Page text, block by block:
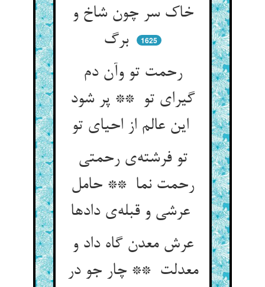
خاک سر چون شاخ و
برگ
1625
رحمت تو وآن دم
گیرای تو ** پر شود
تو فرشته‌ی رحمتی
رحمت نما ** حامل
عرش معدن گاه داد و
معدلت ** چار جو در